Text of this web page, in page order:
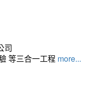
司
等三合一工程 more...